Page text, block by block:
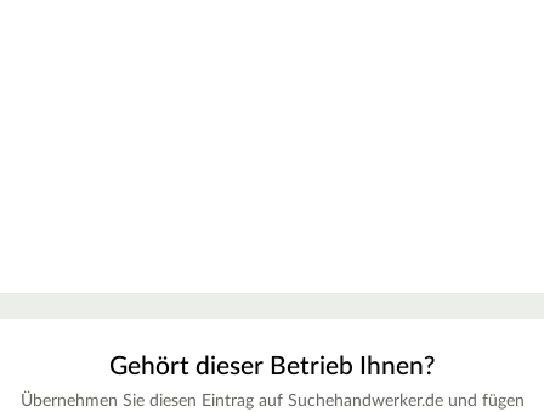
Gehört dieser Betrieb Ihnen?
Übernehmen Sie diesen Eintrag auf Suchehandwerker.de und fügen